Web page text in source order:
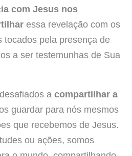
com Jesus nos
essa revelação com os
tocados pela presença de
a ser testemunhas de Sua
a compartilhar a
guardar para nós mesmos
que recebemos de Jesus.
ou ações, somos